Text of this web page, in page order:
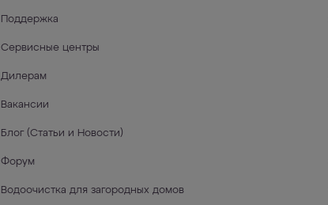
Поддержка
Сервисные центры
Дилерам
Вакансии
Блог (Статьи и Новости)
Форум
Водоочистка для загородных домов